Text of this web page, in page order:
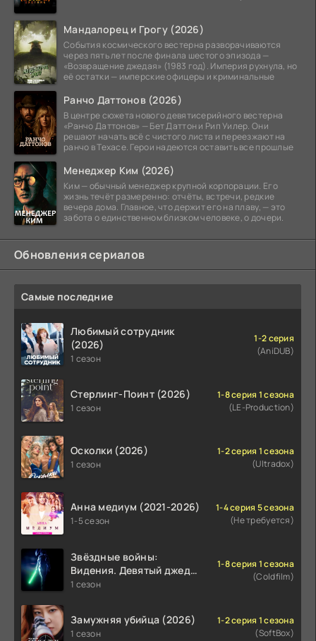
Мандалорец и Грогу (2026)
События космического вестерна разворачиваются
через пять лет после финала шестого эпизода —
«Возвращение джедая» (1983 год). Империя рухнула, но
её остатки — имперские офицеры и криминальные
Ранчо Даттонов (2026)
В центре сюжета нового девятисерийного вестерна
«Ранчо Даттонов» — Бет Даттон и Рип Уилер. Они
решают начать всё с чистого листа и переезжают на
ранчо в Техасе. Герои надеются оставить все прошлые
Менеджер Ким (2026)
Ким — обычный менеджер крупной корпорации. Его
жизнь течёт размеренно: отчёты, встречи, редкие
вечера дома. Главное, что держит его на плаву, — это
забота о единственном близком человеке, о дочери.
Обновления сериалов
Самые последние
Любимый сотрудник
(2026)
1 сезон
1-2 серия
(AniDUB)
Стерлинг-Поинт (2026)
1 сезон
1-8 серия 1 сезона
(LE-Production)
Осколки (2026)
1 сезон
1-2 серия 1 сезона
(Ultradox)
Анна медиум (2021-2026)
1-5 сезон
1-4 серия 5 сезона
(Не требуется)
Звёздные войны:
Видения. Девятый джедай
(2026)
1 сезон
1-8 серия 1 сезона
(Coldfilm)
Замужняя убийца (2026)
1 сезон
1-2 серия 1 сезона
(SoftBox)